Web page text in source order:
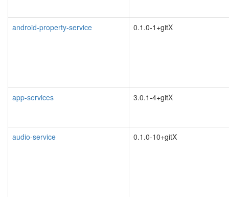
android-property-service 0.1.0-1+gitX
app-services 3.0.1-4+gitX
audio-service 0.1.0-10+gitX